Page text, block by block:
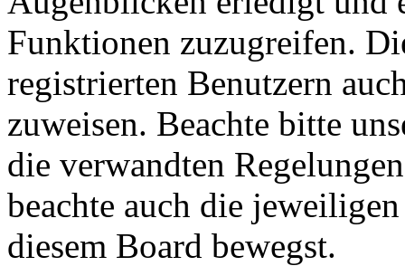
Funktionen zuzugreifen.
registrierten Benutzern
zuweisen. Beachte bitte
die verwandten
beachte auch die
diesem Board bewegst.